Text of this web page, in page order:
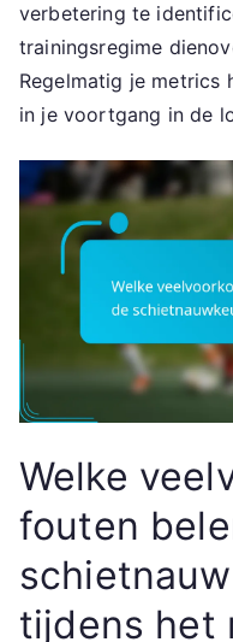
verbetering te
trainingsregime
Regelmatig je metrics
in je voortgang in de
Welke
fouten
tijdens het